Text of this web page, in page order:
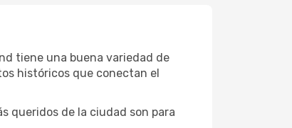
tiene una buena variedad de
históricos que conectan el
queridos de la ciudad son para